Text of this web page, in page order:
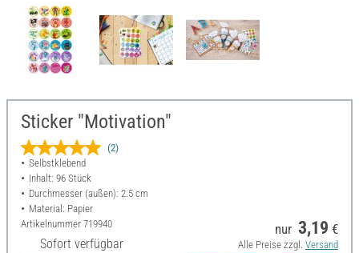
Sticker "Motivation"
(2)
Selbstklebend
Inhalt: 96 Stück
Durchmesser (außen): 2.5 cm
Material: Papier
Artikelnummer 719940
Sofort verfügbar
nur 3,19 €
Alle Preise zzgl. Versand